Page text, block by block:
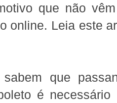
que não
online. Leia este
que
é necessário